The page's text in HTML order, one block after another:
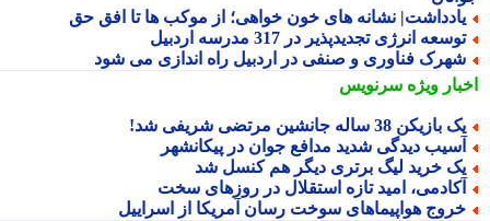
نشانه های خون خواهی؛ از موکب ها تا افقِ حق
انرژی تجدیدپذیر در 317 مدرسه اردبیل
فناوری و صنفی در اردبیل راه اندازی می شود
ویژهسرنویس
بازیکن 38 ساله جانشین مرتضی شریفی شد!
دیدگی شدید مدافع جوان در پیکانشهر
خرید لیگ برتری دیگر هم کنسل شد
امید تازه استقلال در روزهای سخت
هواپیماهای سوخت رسان آمریکا از اسراییل